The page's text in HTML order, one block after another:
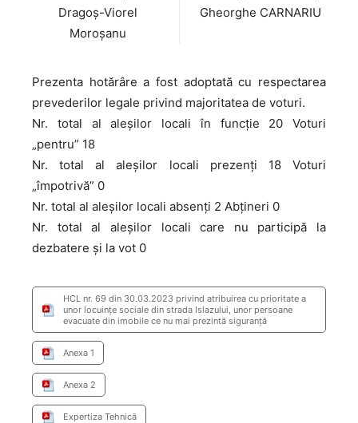
Dragoș-Viorel
Moroșanu
Gheorghe CARNARIU
Prezenta hotărâre a fost adoptată cu respectarea
prevederilor legale privind majoritatea de voturi.
Nr. total al aleșilor locali în funcție 20 Voturi
„pentru” 18
Nr. total al aleșilor locali prezenți 18 Voturi
„împotrivă” 0
Nr. total al aleșilor locali absenți 2 Abțineri 0
Nr. total al aleșilor locali care nu participă la
dezbatere și la vot 0
HCL nr. 69 din 30.03.2023 privind atribuirea cu prioritate a
unor locuințe sociale din strada Islazului, unor persoane
evacuate din imobile ce nu mai prezintă siguranță
Anexa 1
Anexa 2
Expertiza Tehnică